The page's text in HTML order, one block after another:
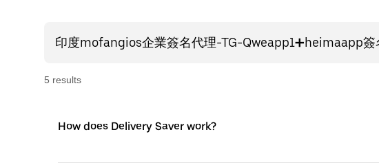
5 results
How does Delivery Saver work?